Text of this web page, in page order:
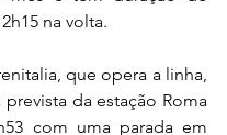
na volta.
que opera a linha,
prevista da estação Roma
com uma parada em